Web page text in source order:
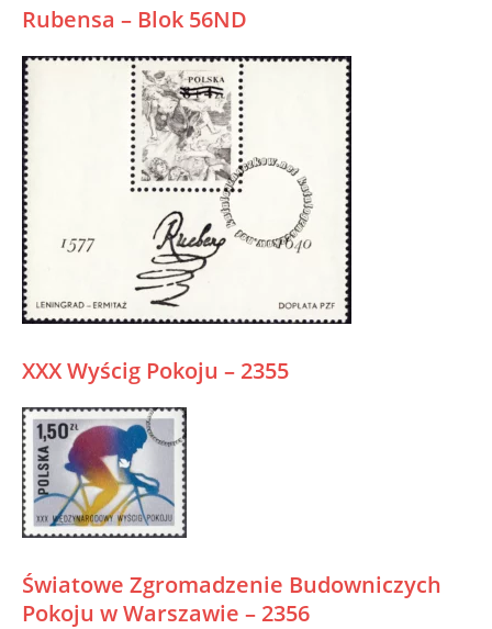
Rubensa – Blok 56ND
XXX Wyścig Pokoju – 2355
Światowe Zgromadzenie Budowniczych
Pokoju w Warszawie – 2356